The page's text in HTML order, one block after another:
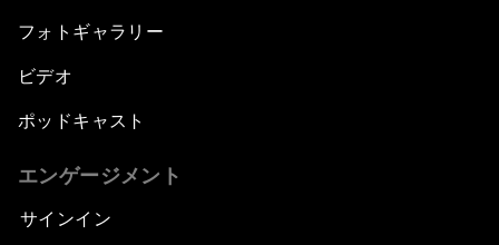
フォトギャラリー
ビデオ
ポッドキャスト
エンゲージメント
サインイン